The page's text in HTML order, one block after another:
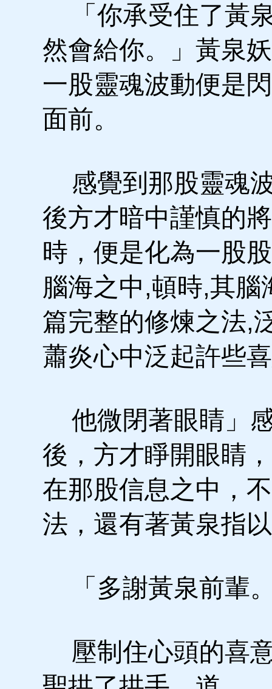
「你承受住了黃
然會給你。」黃泉
一股靈魂波動便是
面前。
感覺到那股靈魂
後方才暗中謹慎的
時，便是化為一股
腦海之中,頓時,其
篇完整的修煉之法,
蕭炎心中泛起許些
他微閉著眼睛」
後，方才睜開眼睛
在那股信息之中，
法，還有著黃泉指
「多謝黃泉前輩
壓制住心頭的喜